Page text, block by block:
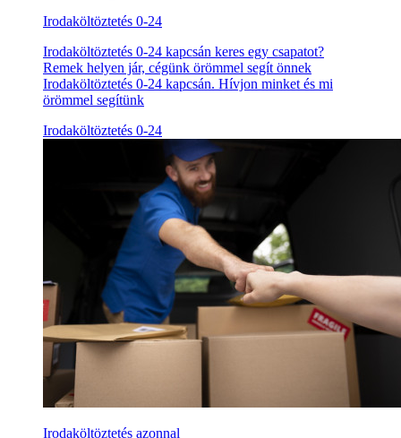
Irodaköltöztetés 0-24
Irodaköltöztetés 0-24 kapcsán keres egy csapatot?
Remek helyen jár, cégünk örömmel segít önnek
Irodaköltöztetés 0-24 kapcsán. Hívjon minket és mi
örömmel segítünk
Irodaköltöztetés 0-24
Irodaköltöztetés azonnal